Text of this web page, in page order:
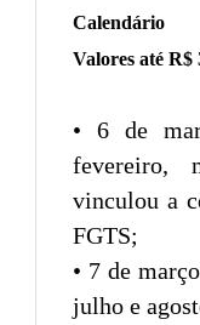
Calendário
Valores até R$
• 6 de
fevereiro,
vinculou a
FGTS;
• 7 de
julho e